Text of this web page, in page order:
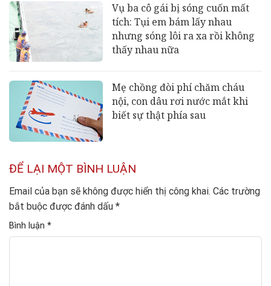
Vụ ba cô gái bị sóng cuốn mất
tích: Tụi em bám lấy nhau
nhưng sóng lôi ra xa rồi không
thấy nhau nữa
Mẹ chồng đòi phí chăm cháu
nội, con dâu rơi nước mắt khi
biết sự thật phía sau
ĐỂ LẠI MỘT BÌNH LUẬN
Email của bạn sẽ không được hiển thị công khai. Các trường
bắt buộc được đánh dấu *
Bình luận *